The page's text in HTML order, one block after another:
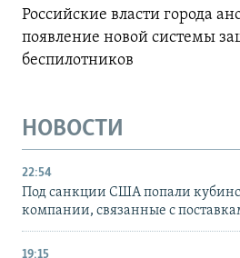
Российские власти города
появление новой системы
беспилотников
НОВОСТИ
22:54
Под санкции США попали
компании, связанные с
19:15